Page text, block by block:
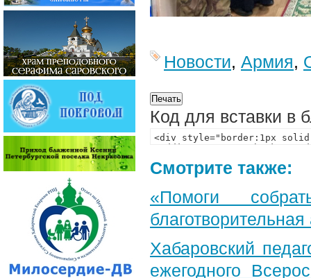
Новости, Армия,
Код для вставки в
Смотрите также:
«Помоги
Хабаровский
ежегодного